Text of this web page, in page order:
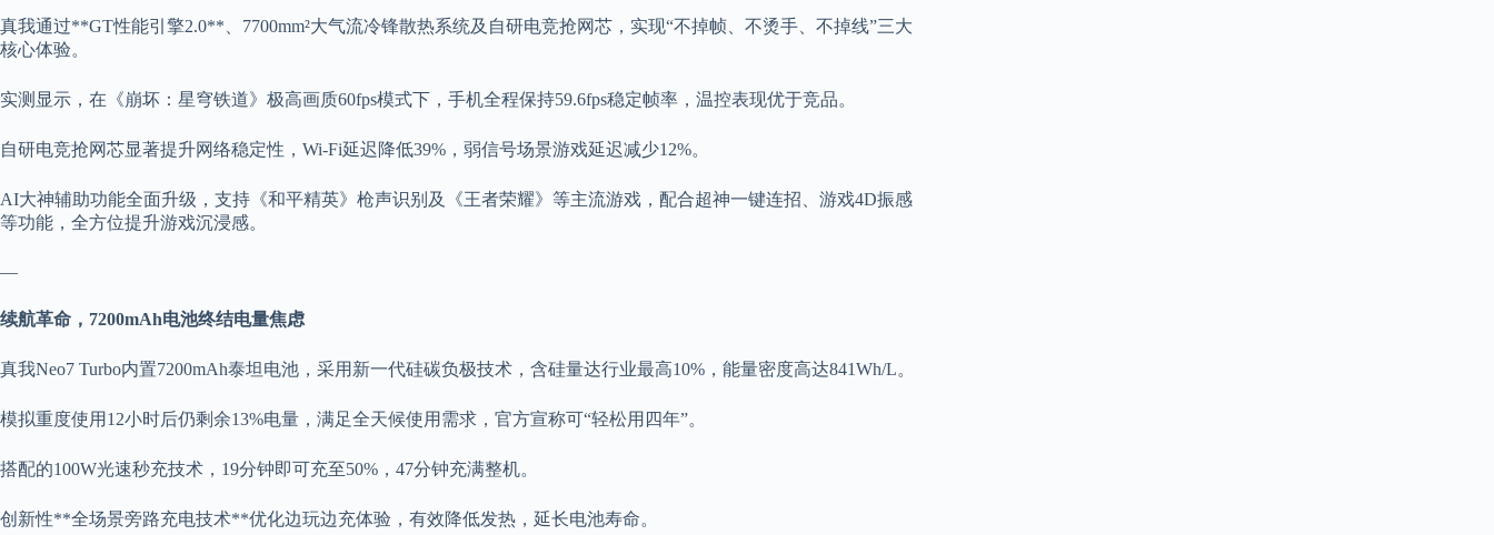
真我通过**GT性能引擎2.0**、7700mm²大气流冷锋散热系统及自研电竞抢网芯，实现“不掉帧、不烫手、不掉线”三大
核心体验。
实测显示，在《崩坏：星穹铁道》极高画质60fps模式下，手机全程保持59.6fps稳定帧率，温控表现优于竞品。
自研电竞抢网芯显著提升网络稳定性，Wi-Fi延迟降低39%，弱信号场景游戏延迟减少12%。
AI大神辅助功能全面升级，支持《和平精英》枪声识别及《王者荣耀》等主流游戏，配合超神一键连招、游戏4D振感
等功能，全方位提升游戏沉浸感。
—
续航革命，7200mAh电池终结电量焦虑
真我Neo7 Turbo内置7200mAh泰坦电池，采用新一代硅碳负极技术，含硅量达行业最高10%，能量密度高达841Wh/L。
模拟重度使用12小时后仍剩余13%电量，满足全天候使用需求，官方宣称可“轻松用四年”。
搭配的100W光速秒充技术，19分钟即可充至50%，47分钟充满整机。
创新性**全场景旁路充电技术**优化边玩边充体验，有效降低发热，延长电池寿命。